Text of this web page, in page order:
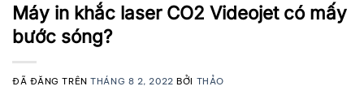
Máy in khắc laser CO2 Videojet có mấy
bước sóng?
ĐÃ ĐĂNG TRÊNTHÁNG 8 2, 2022 BỞI THẢO